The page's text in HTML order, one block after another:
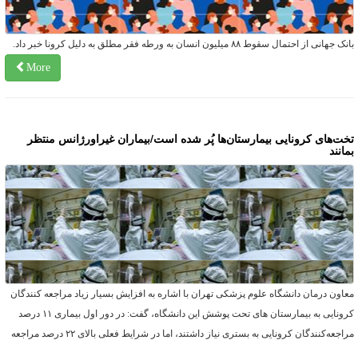
جهانی از احتمال سقوط ۸۸ میلیون انسان به ورطه فقر مطلق به دلیل کرونا خبر داد.
More
کرونایی بیمارستان‌ها پُر شده است/بیماران غیراورژانس منتظر
درمان دانشگاه علوم پزشکی تهران با اشاره به افزایش بسیار زیاد مراجعه کنندگان
کرونایی به بیمارستان های تحت پوشش این دانشگاه، گفت: در دور اول بیماری ۱۱ درصد
مراجعه‌کنندگان کرونایی به بستری نیاز داشتند، اما در شرایط فعلی بالای ۲۲ درصد مراجعه